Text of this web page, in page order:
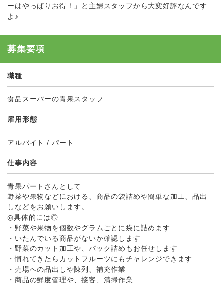
ーはやっぱりお得！」と主婦スタッフから大変好評なんです
よ♪
募集要項
職種
食品スーパーの青果スタッフ
雇用形態
アルバイト / パート
仕事内容
青果パートさんとして
野菜や果物などにおける、商品の袋詰めや簡単な加工、品出
しなどをお願いします。
◎具体的には◎
・野菜や果物を個数やグラムごとに袋に詰めます
・いたんでいる商品がないか確認します
・野菜のカット加工や、パック詰めもお任せします
・慣れてきたらカットフルーツにもチャレンジできます
・売場への品出しや陳列、補充作業
・商品の鮮度管理や、接客、清掃作業